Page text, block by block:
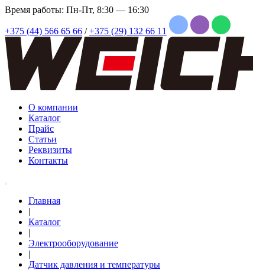
Время работы: Пн-Пт, 8:30 — 16:30
+375 (44) 566 65 66 / +375 (29) 132 66 11
О компании
Каталог
Прайс
Статьи
Реквизиты
Контакты
Главная
|
Каталог
|
Электрооборудование
|
Датчик давления и температуры